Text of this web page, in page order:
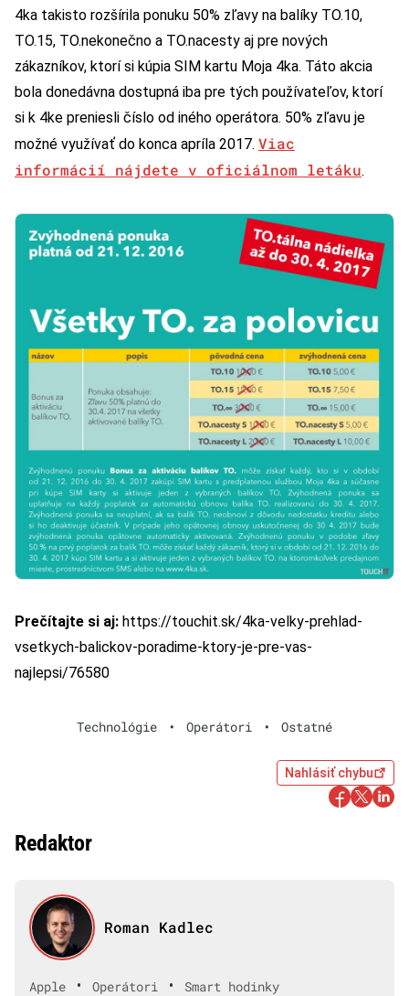
4ka takisto rozšírila ponuku 50% zľavy na balíky TO.10,
TO.15, TO.nekonečno a TO.nacesty aj pre nových
zákazníkov, ktorí si kúpia SIM kartu Moja 4ka. Táto akcia
bola donedávna dostupná iba pre tých používateľov, ktorí
si k 4ke preniesli číslo od iného operátora. 50% zľavu je
možné využívať do konca apríla 2017. Viac
informácií nájdete v oficiálnom letáku.
Prečítajte si aj: https://touchit.sk/4ka-velky-prehlad-
vsetkych-balickov-poradime-ktory-je-pre-vas-
najlepsi/76580
Technológie • Operátori • Ostatné
Nahlásiť chybu
Redaktor
Roman Kadlec
Apple • Operátori •
Smart hodinky